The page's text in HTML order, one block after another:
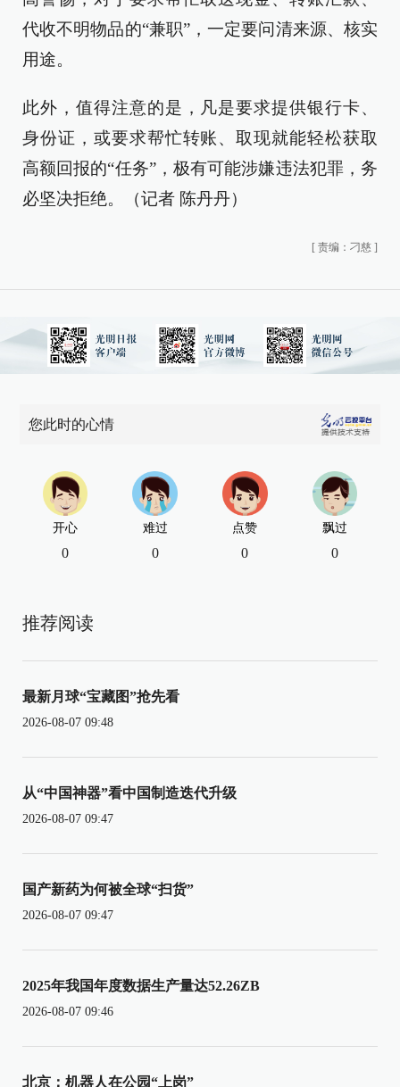
代收不明物品的“兼职”，一定要问清来源、核实
用途。
此外，值得注意的是，凡是要求提供银行卡、
身份证，或要求帮忙转账、取现就能轻松获取
高额回报的“任务”，极有可能涉嫌违法犯罪，务
必坚决拒绝。（记者 陈丹丹）
[ 责编：刁慈 ]
您此时的心情
开心
0
难过
0
点赞
0
飘过
0
推荐阅读
最新月球“宝藏图”抢先看
2026-08-07 09:48
从“中国神器”看中国制造迭代升级
2026-08-07 09:47
国产新药为何被全球“扫货”
2026-08-07 09:47
2025年我国年度数据生产量达52.26ZB
2026-08-07 09:46
北京：机器人在公园“上岗”